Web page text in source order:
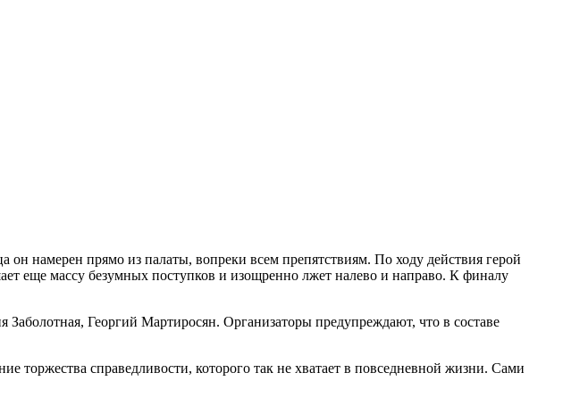
намерен прямо из палаты, вопреки всем препятствиям. По ходу действия герой
еще массу безумных поступков и изощренно лжет налево и направо. К финалу
Георгий Мартиросян. Организаторы предупреждают, что в составе
торжества справедливости, которого так не хватает в повседневной жизни. Сами